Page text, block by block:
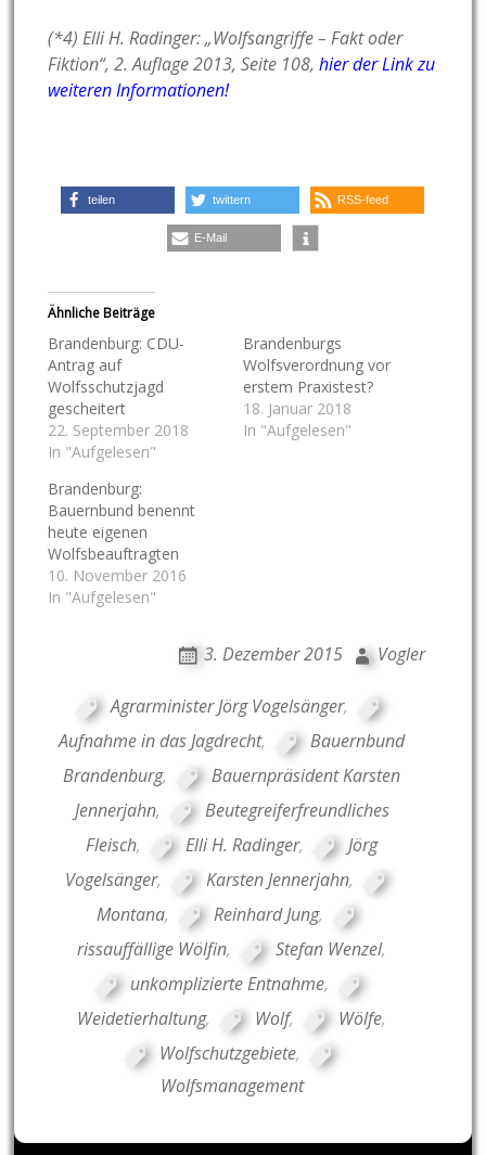
(*4) Elli H. Radinger: „Wolfsangriffe – Fakt oder
Fiktion“, 2. Auflage 2013, Seite 108,hier der Link zu
weiteren Informationen!
teilen twittern RSS-feed
E-Mail
Ähnliche Beiträge
Brandenburg: CDU-
Antrag auf
Wolfsschutzjagd
gescheitert
22. September 2018
In "Aufgelesen"
Brandenburgs
Wolfsverordnung vor
erstem Praxistest?
18. Januar 2018
In "Aufgelesen"
Brandenburg:
Bauernbund benennt
heute eigenen
Wolfsbeauftragten
10. November 2016
In "Aufgelesen"
3. Dezember 2015 Vogler
Agrarminister Jörg Vogelsänger,
Aufnahme in das Jagdrecht,
Bauernbund
Brandenburg,
Bauernpräsident Karsten
Jennerjahn,
Beutegreiferfreundliches
Fleisch, Elli H. Radinger,
Jörg
Vogelsänger, Karsten Jennerjahn,
Montana, Reinhard Jung,
rissauffällige Wölfin, Stefan Wenzel,
unkomplizierte Entnahme,
Weidetierhaltung, Wolf, Wölfe,
Wolfschutzgebiete,
Wolfsmanagement